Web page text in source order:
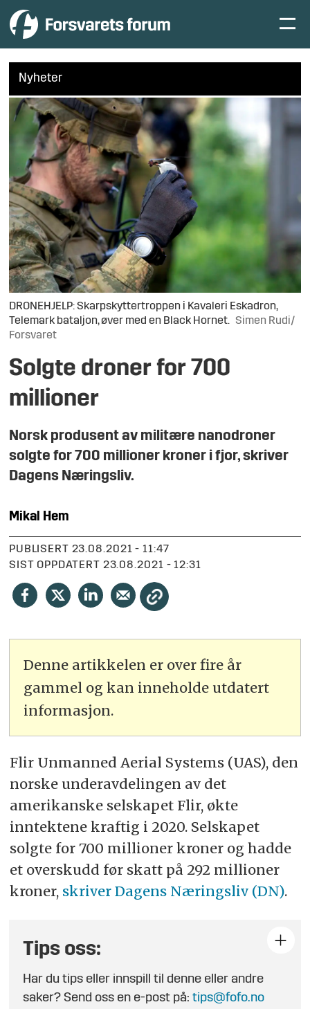
Nyheter
DRONEHJELP: Skarpskyttertroppen i Kavaleri Eskadron,
Telemark bataljon, øver med en Black Hornet. Simen Rudi/
Forsvaret
Solgte droner for 700
millioner
Norsk produsent av militære nanodroner
solgte for 700 millioner kroner i fjor, skriver
Dagens Næringsliv.
Mikal Hem
PUBLISERT
23.08.2021 - 11:47
SIST OPPDATERT
23.08.2021 - 12:31
Denne artikkelen er over fire år
gammel og kan inneholde utdatert
informasjon.
Flir Unmanned Aerial Systems (UAS), den
norske underavdelingen av det
amerikanske selskapet Flir, økte
inntektene kraftig i 2020. Selskapet
solgte for 700 millioner kroner og hadde
et overskudd før skatt på 292 millioner
kroner, skriver Dagens Næringsliv (DN).
Tips oss:
Har du tips eller innspill til denne eller andre
saker? Send oss en e-post på:tips@fofo.no